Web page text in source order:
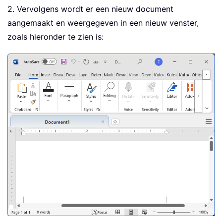
2. Vervolgens wordt er een nieuw document
aangemaakt en weergegeven in een nieuw venster,
zoals hieronder te zien is: